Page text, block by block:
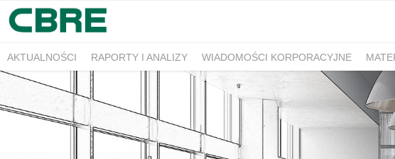
AKTUALNOŚCI RAPORTY I ANALIZY WIADOMOŚCI KORPORACYJNE